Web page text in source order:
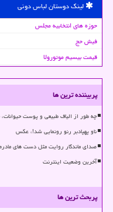
لینک دوستان لباس دونی
حوزه های انتخابیه مجلس
فیش حج
قیمت بیسیم موتورولا
پربیننده ترین ها
چه طور از الیاف طبیعی و پوست
ناو پهپادبر رنو رونمایی شد!، عکس
صدای ماندگار روایت مثل دست های
آخرین وضعیت اینترنت
پربحث ترین ها